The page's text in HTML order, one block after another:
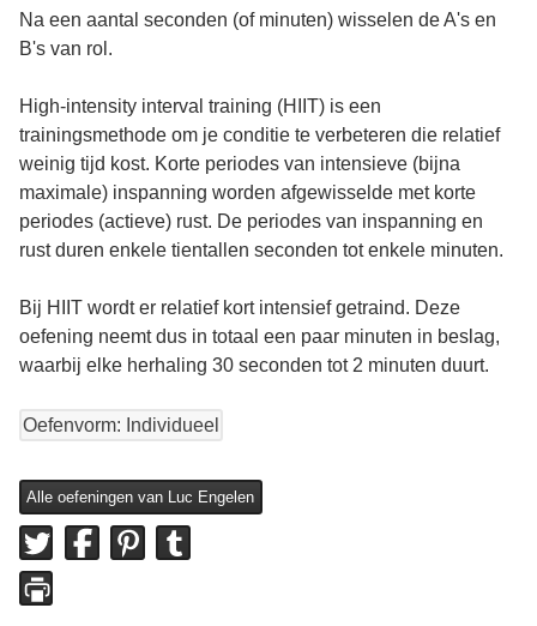
Na een aantal seconden (of minuten) wisselen de A's en
B's van rol.
High-intensity interval training (HIIT) is een
trainingsmethode om je conditie te verbeteren die relatief
weinig tijd kost. Korte periodes van intensieve (bijna
maximale) inspanning worden afgewisselde met korte
periodes (actieve) rust. De periodes van inspanning en
rust duren enkele tientallen seconden tot enkele minuten.
Bij HIIT wordt er relatief kort intensief getraind. Deze
oefening neemt dus in totaal een paar minuten in beslag,
waarbij elke herhaling 30 seconden tot 2 minuten duurt.
Oefenvorm: Individueel
Alle oefeningen van Luc Engelen